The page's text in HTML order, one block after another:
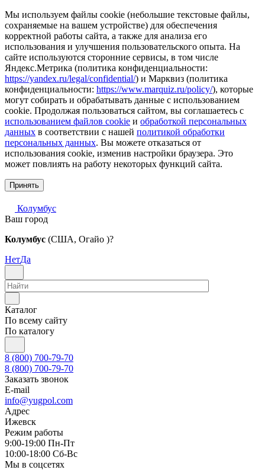
Мы используем файлы cookie (небольшие текстовые файлы,
сохраняемые на вашем устройстве) для обеспечения
корректной работы сайта, а также для анализа его
использования и улучшения пользовательского опыта. На
сайте используются сторонние сервисы, в том числе
Яндекс.Метрика (политика конфиденциальности:
https://yandex.ru/legal/confidential/) и Марквиз (политика
конфиденциальности: https://www.marquiz.ru/policy/), которые
могут собирать и обрабатывать данные с использованием
cookie. Продолжая пользоваться сайтом, вы соглашаетесь с
использованием файлов cookie и обработкой персональных
данных в соответствии с нашей политикой обработки
персональных данных. Вы можете отказаться от
использования cookie, изменив настройки браузера. Это
может повлиять на работу некоторых функций сайта.
Принять
Колумбус
Ваш город
Колумбус (США, Огайо )?
НетДа
Каталог
По всему сайту
По каталогу
8 (800) 700-79-70
8 (800) 700-79-70
Заказать звонок
E-mail
info@yugpol.com
Адрес
Ижевск
Режим работы
9:00-19:00 Пн-Пт
10:00-18:00 Cб-Вс
Мы в соцсетях